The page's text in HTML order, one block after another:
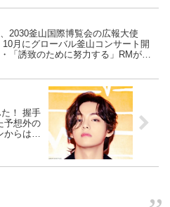
2030釜山国際博覧会の広報大使
10月にグローバル釜山コンサート開
「誘致のために努力する」RMがコ
！ 握手
予想外の
からは